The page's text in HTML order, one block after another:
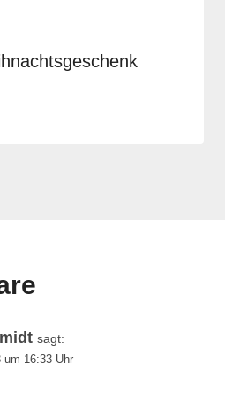
sagt:
um 16:33 Uhr